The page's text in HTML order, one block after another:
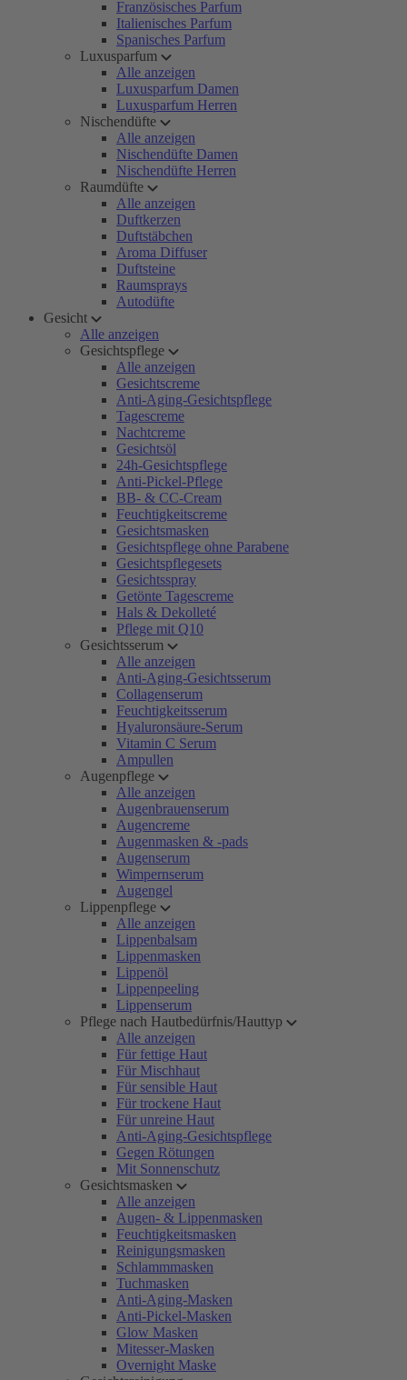
Französisches Parfum
Italienisches Parfum
Spanisches Parfum
Luxusparfum
Alle anzeigen
Luxusparfum Damen
Luxusparfum Herren
Nischendüfte
Alle anzeigen
Nischendüfte Damen
Nischendüfte Herren
Raumdüfte
Alle anzeigen
Duftkerzen
Duftstäbchen
Aroma Diffuser
Duftsteine
Raumsprays
Autodüfte
Gesicht
Alle anzeigen
Gesichtspflege
Alle anzeigen
Gesichtscreme
Anti-Aging-Gesichtspflege
Tagescreme
Nachtcreme
Gesichtsöl
24h-Gesichtspflege
Anti-Pickel-Pflege
BB- & CC-Cream
Feuchtigkeitscreme
Gesichtsmasken
Gesichtspflege ohne Parabene
Gesichtspflegesets
Gesichtsspray
Getönte Tagescreme
Hals & Dekolleté
Pflege mit Q10
Gesichtsserum
Alle anzeigen
Anti-Aging-Gesichtsserum
Collagenserum
Feuchtigkeitsserum
Hyaluronsäure-Serum
Vitamin C Serum
Ampullen
Augenpflege
Alle anzeigen
Augenbrauenserum
Augencreme
Augenmasken & -pads
Augenserum
Wimpernserum
Augengel
Lippenpflege
Alle anzeigen
Lippenbalsam
Lippenmasken
Lippenöl
Lippenpeeling
Lippenserum
Pflege nach Hautbedürfnis/Hauttyp
Alle anzeigen
Für fettige Haut
Für Mischhaut
Für sensible Haut
Für trockene Haut
Für unreine Haut
Anti-Aging-Gesichtspflege
Gegen Rötungen
Mit Sonnenschutz
Gesichtsmasken
Alle anzeigen
Augen- & Lippenmasken
Feuchtigkeitsmasken
Reinigungsmasken
Schlammmasken
Tuchmasken
Anti-Aging-Masken
Anti-Pickel-Masken
Glow Masken
Mitesser-Masken
Overnight Maske